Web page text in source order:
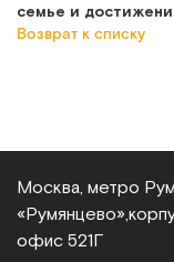
семье и
Возврат к списку
Москва, метро
«Румянцево»,
офис 521Г